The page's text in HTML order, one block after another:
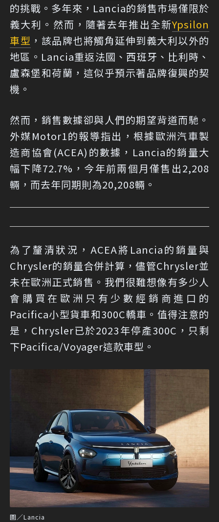
的挑戰。多年來，Lancia的銷售市場僅限於
義大利。然而，隨著去年推出全新Ypsilon
車型 ，該品牌也將觸角延伸到義大利以外的
地區。Lancia重返法國、西班牙、比利時、
盧森堡和荷蘭，這似乎預示著品牌復興的契
機。
然而，銷售數據卻與人們的期望背道而馳。
外媒Motor1的報導指出，根據歐洲汽車製
造商協會(ACEA)的數據，Lancia的銷量大
幅下降72.7%，今年前兩個月僅售出2,208
輛，而去年同期則為20,208輛。
為了釐清狀況，ACEA將Lancia的銷量與
Chrysler的銷量合併計算，儘管Chrysler並
未在歐洲正式銷售。我們很難想像有多少人
會購買在歐洲只有少數經銷商進口的
Pacifica小型貨車和300C轎車。值得注意的
是，Chrysler已於2023年停產300C，只剩
下Pacifica/Voyager這款車型。
圖／Lancia